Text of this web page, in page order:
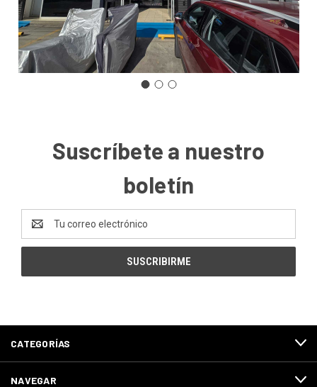
Suscríbete a nuestro
boletín
de
correo
CATEGORÍAS
NAVEGAR